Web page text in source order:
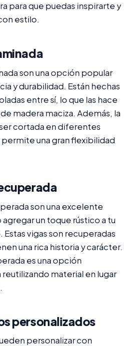
para que puedas inspirarte y
estilo.
son una opción popular
y durabilidad. Están hechas
entre sí, lo que las hace
madera maciza. Además, la
cortada en diferentes
una gran flexibilidad
son una excelente
un toque rústico a tu
vigas son recuperadas
una rica historia y carácter.
es una opción
material en lugar
personalizados
personalizar con